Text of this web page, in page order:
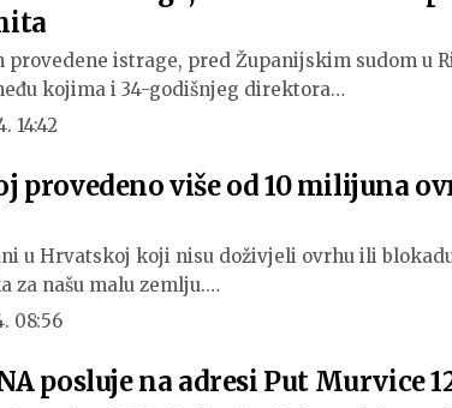
provedene istrage, pred Županijskim sudom u
kojima i 34-godišnjeg direktora…
14:42
provedeno više od 10 milijuna
u Hrvatskoj koji nisu doživjeli ovrhu ili
za našu malu zemlju.…
08:56
posluje na adresi Put Murvice